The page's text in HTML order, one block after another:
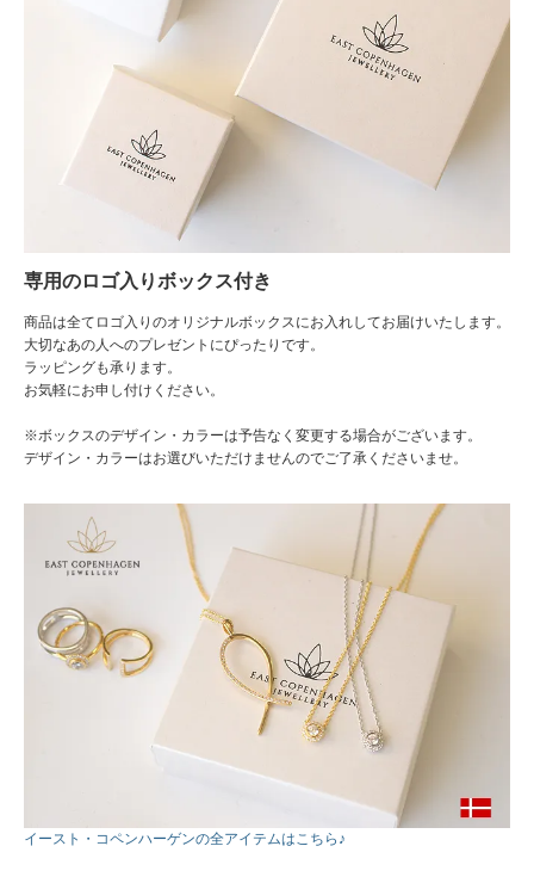
専用のロゴ入りボックス付き
商品は全てロゴ入りのオリジナルボックスにお入れしてお届けいたします。
大切なあの人へのプレゼントにぴったりです。
ラッピングも承ります。
お気軽にお申し付けください。
※ボックスのデザイン・カラーは予告なく変更する場合がございます。
デザイン・カラーはお選びいただけませんのでご了承くださいませ。
イースト・コペンハーゲンの全アイテムはこちら♪